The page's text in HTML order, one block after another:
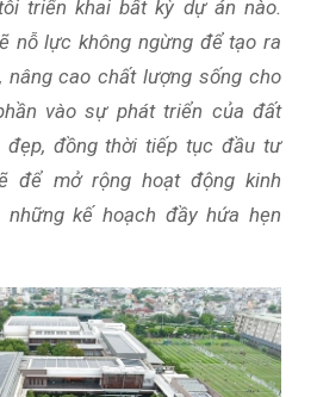
triển khai bất kỳ dự án nào.
nỗ lực không ngừng để tạo ra
nâng cao chất lượng sống cho
vào sự phát triển của đất
đồng thời tiếp tục đầu tư
để mở rộng hoạt động kinh
kế hoạch đầy hứa hẹn